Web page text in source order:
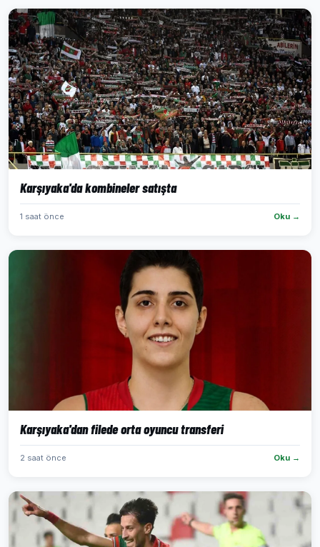
Karşıyaka'da kombineler satışta
1 saat önce Oku →
Karşıyaka'dan filede orta oyuncu transferi
2 saat önce Oku →